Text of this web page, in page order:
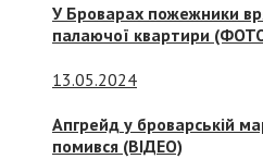
У Броварах пожежники
палаючої квартири
13.05.2024
Апгрейд у броварській
помився (ВІДЕО)